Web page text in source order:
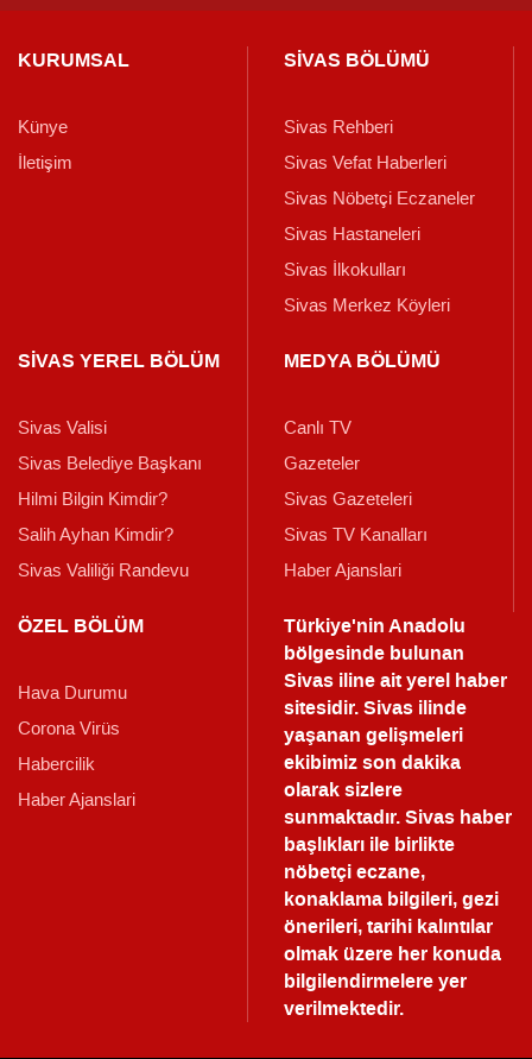
KURUMSAL
Künye
İletişim
SİVAS BÖLÜMÜ
Sivas Rehberi
Sivas Vefat Haberleri
Sivas Nöbetçi Eczaneler
Sivas Hastaneleri
Sivas İlkokulları
Sivas Merkez Köyleri
SİVAS YEREL BÖLÜM
Sivas Valisi
Sivas Belediye Başkanı
Hilmi Bilgin Kimdir?
Salih Ayhan Kimdir?
Sivas Valiliği Randevu
MEDYA BÖLÜMÜ
Canlı TV
Gazeteler
Sivas Gazeteleri
Sivas TV Kanalları
Haber Ajanslari
ÖZEL BÖLÜM
Hava Durumu
Corona Virüs
Habercilik
Haber Ajanslari
Türkiye'nin Anadolu
bölgesinde bulunan
Sivas iline ait yerel haber
sitesidir. Sivas ilinde
yaşanan gelişmeleri
ekibimiz son dakika
olarak sizlere
sunmaktadır.Sivas haber
başlıkları ile birlikte
nöbetçi eczane,
konaklama bilgileri, gezi
önerileri, tarihi kalıntılar
olmak üzere her konuda
bilgilendirmelere yer
verilmektedir.